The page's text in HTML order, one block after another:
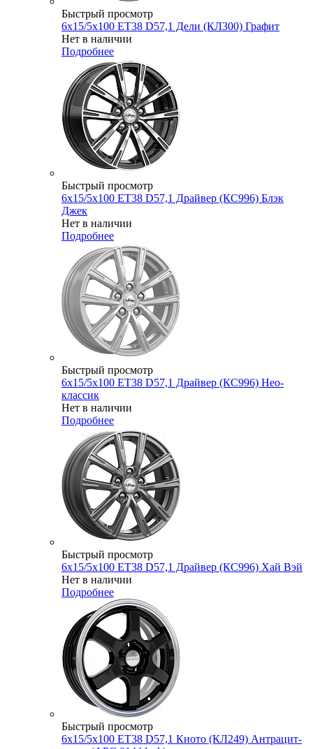
Быстрый просмотр
6x15/5x100 ET38 D57,1 Дели (КЛ300) Графит
Нет в наличии
Подробнее
Быстрый просмотр
6x15/5x100 ET38 D57,1 Драйвер (КС996) Блэк
Джек
Нет в наличии
Подробнее
Быстрый просмотр
6x15/5x100 ET38 D57,1 Драйвер (КС996) Нео-
классик
Нет в наличии
Подробнее
Быстрый просмотр
6x15/5x100 ET38 D57,1 Драйвер (КС996) Хай Вэй
Нет в наличии
Подробнее
Быстрый просмотр
6x15/5x100 ET38 D57,1 Киото (КЛ249) Антрацит-